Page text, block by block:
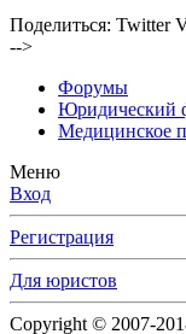
Поделиться: Twitter
-->
Форумы
Юридический
Медицинское
Меню
Вход
Регистрация
Для юристов
Copyright © 2007-